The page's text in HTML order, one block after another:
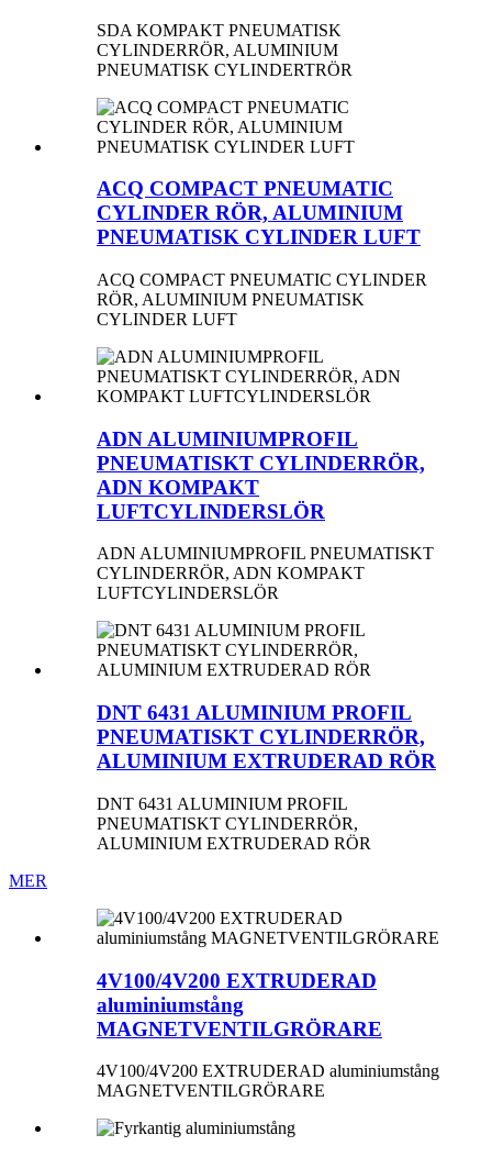
SDA KOMPAKT PNEUMATISK
CYLINDERRÖR, ALUMINIUM
PNEUMATISK CYLINDERTRÖR
ACQ COMPACT PNEUMATIC
CYLINDER RÖR, ALUMINIUM
PNEUMATISK CYLINDER LUFT
ACQ COMPACT PNEUMATIC CYLINDER
RÖR, ALUMINIUM PNEUMATISK
CYLINDER LUFT
ADN ALUMINIUMPROFIL
PNEUMATISKT CYLINDERRÖR,
ADN KOMPAKT
LUFTCYLINDERSLÖR
ADN ALUMINIUMPROFIL PNEUMATISKT
CYLINDERRÖR, ADN KOMPAKT
LUFTCYLINDERSLÖR
DNT 6431 ALUMINIUM PROFIL
PNEUMATISKT CYLINDERRÖR,
ALUMINIUM EXTRUDERAD RÖR
DNT 6431 ALUMINIUM PROFIL
PNEUMATISKT CYLINDERRÖR,
ALUMINIUM EXTRUDERAD RÖR
MER
4V100/4V200 EXTRUDERAD
aluminiumstång
MAGNETVENTILGRÖRARE
4V100/4V200 EXTRUDERAD aluminiumstång
MAGNETVENTILGRÖRARE